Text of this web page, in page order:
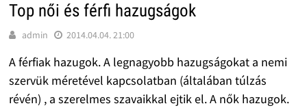
Top női és férfi hazugságok
admin 2014.04.04. 21:00
A férfiak hazugok. A legnagyobb hazugságokat a nemi
szervük méretével kapcsolatban (általában túlzás
révén) , a szerelmes szavaikkal ejtik el. A nők hazugok.